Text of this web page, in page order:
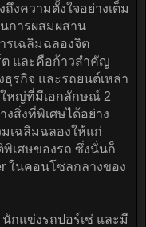
งความตั้งใจอย่างเต็ม
การผสมผสาน
รเฉลิมฉลองจิต
และคือก้าวสำคัญ
รกิจ และรถยนต์เหล่า
ใหญ่ที่มีเอกลักษณ์ 2
สิ่งที่พิเศษได้อย่าง
เฉลิมฉลองให้แก่
เศษของรถ ซึ่งนั่นก็
ในคอนโซลกลางของ
นักแข่งรถปอร์เช่ และมี